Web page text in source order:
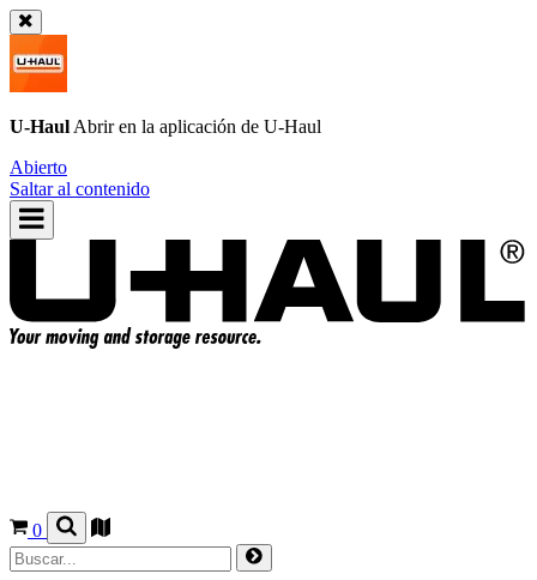
U-Haul Abrir en la aplicación de U-Haul
Abierto
Saltar al contenido
0